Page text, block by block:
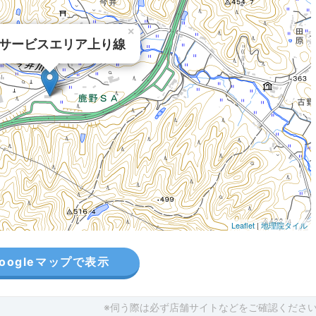
ービスエリア上り線
×
Leaflet|地理院タイル
マップで表示
※伺う際は必ず店舗サイトなどをご確認くださ